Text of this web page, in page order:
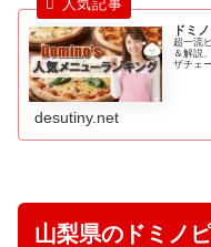
ドミ
超一流
＆解説
ザチェ
desutiny.net
山梨県のドミノ